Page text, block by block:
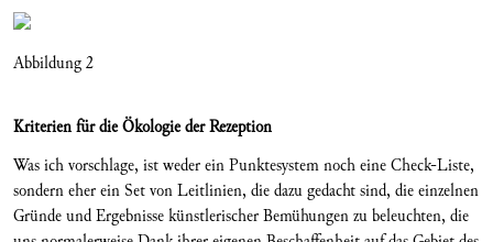
Abbildung 2
Kriterien für die Ökologie der Rezeption
Was ich vorschlage, ist weder ein Punktesystem noch eine Check-Liste,
sondern eher ein Set von Leitlinien, die dazu gedacht sind, die einzelnen
Gründe und Ergebnisse künstlerischer Bemühungen zu beleuchten, die